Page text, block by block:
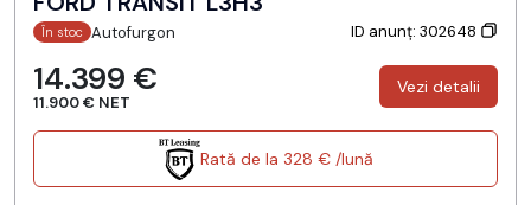
În stoc Autofurgon ID anunț: 302648
14.399 €
11.900 € NET
Vezi detalii
Rată de la 328 € /lună